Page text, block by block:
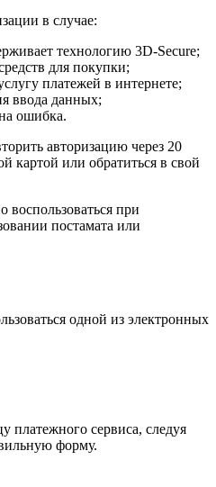
в случае:
технологию 3D-Secure;
для покупки;
платежей в интернете;
ввода данных;
ошибка.
авторизацию через 20
картой или обратиться в свой
при
постамата или
одной из электронных
платежного сервиса, следуя
форму.